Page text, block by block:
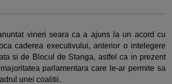
vineri seara ca a ajuns la un acord cu
caderea executivului, anterior o intelegere
si de Blocul de Stanga, astfel ca in prezent
parlamentara care le-ar permite sa
unei coalitii.